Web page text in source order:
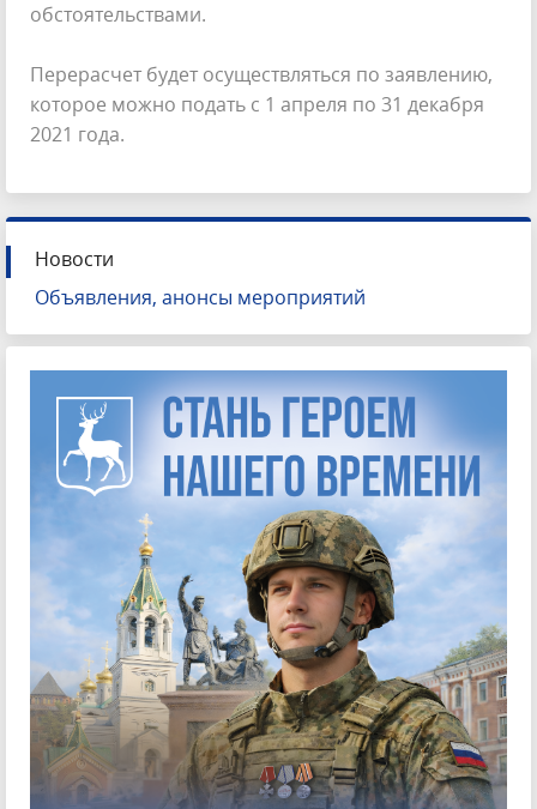
обстоятельствами.
Перерасчет будет осуществляться по заявлению,
которое можно подать с 1 апреля по 31 декабря
2021 года.
Новости
Объявления, анонсы мероприятий